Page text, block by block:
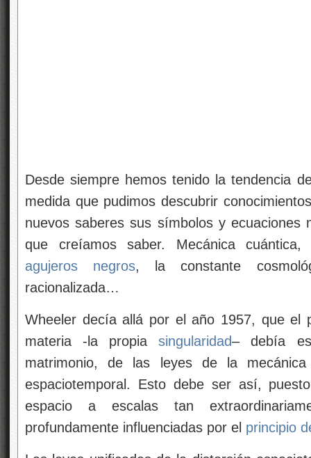
Desde siempre hemos tenido la tendencia
medida que pudimos descubrir
nuevos saberes sus símbolos y ecuaciones
que creíamos saber. Mecánica
agujeros negros, la constante
racionalizada…
Wheeler decía allá por el año 1957, que el
materia -la propiasingularidad– debía
matrimonio, de las leyes de la
espaciotemporal. Esto debe ser así,
espacio a escalas tan
profundamente influenciadas por el principio